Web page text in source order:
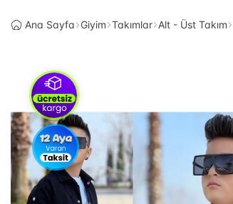
Ana Sayfa Giyim Takımlar Alt - Üst Takım